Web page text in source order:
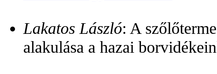
Lakatos László: A
alakulása a hazai